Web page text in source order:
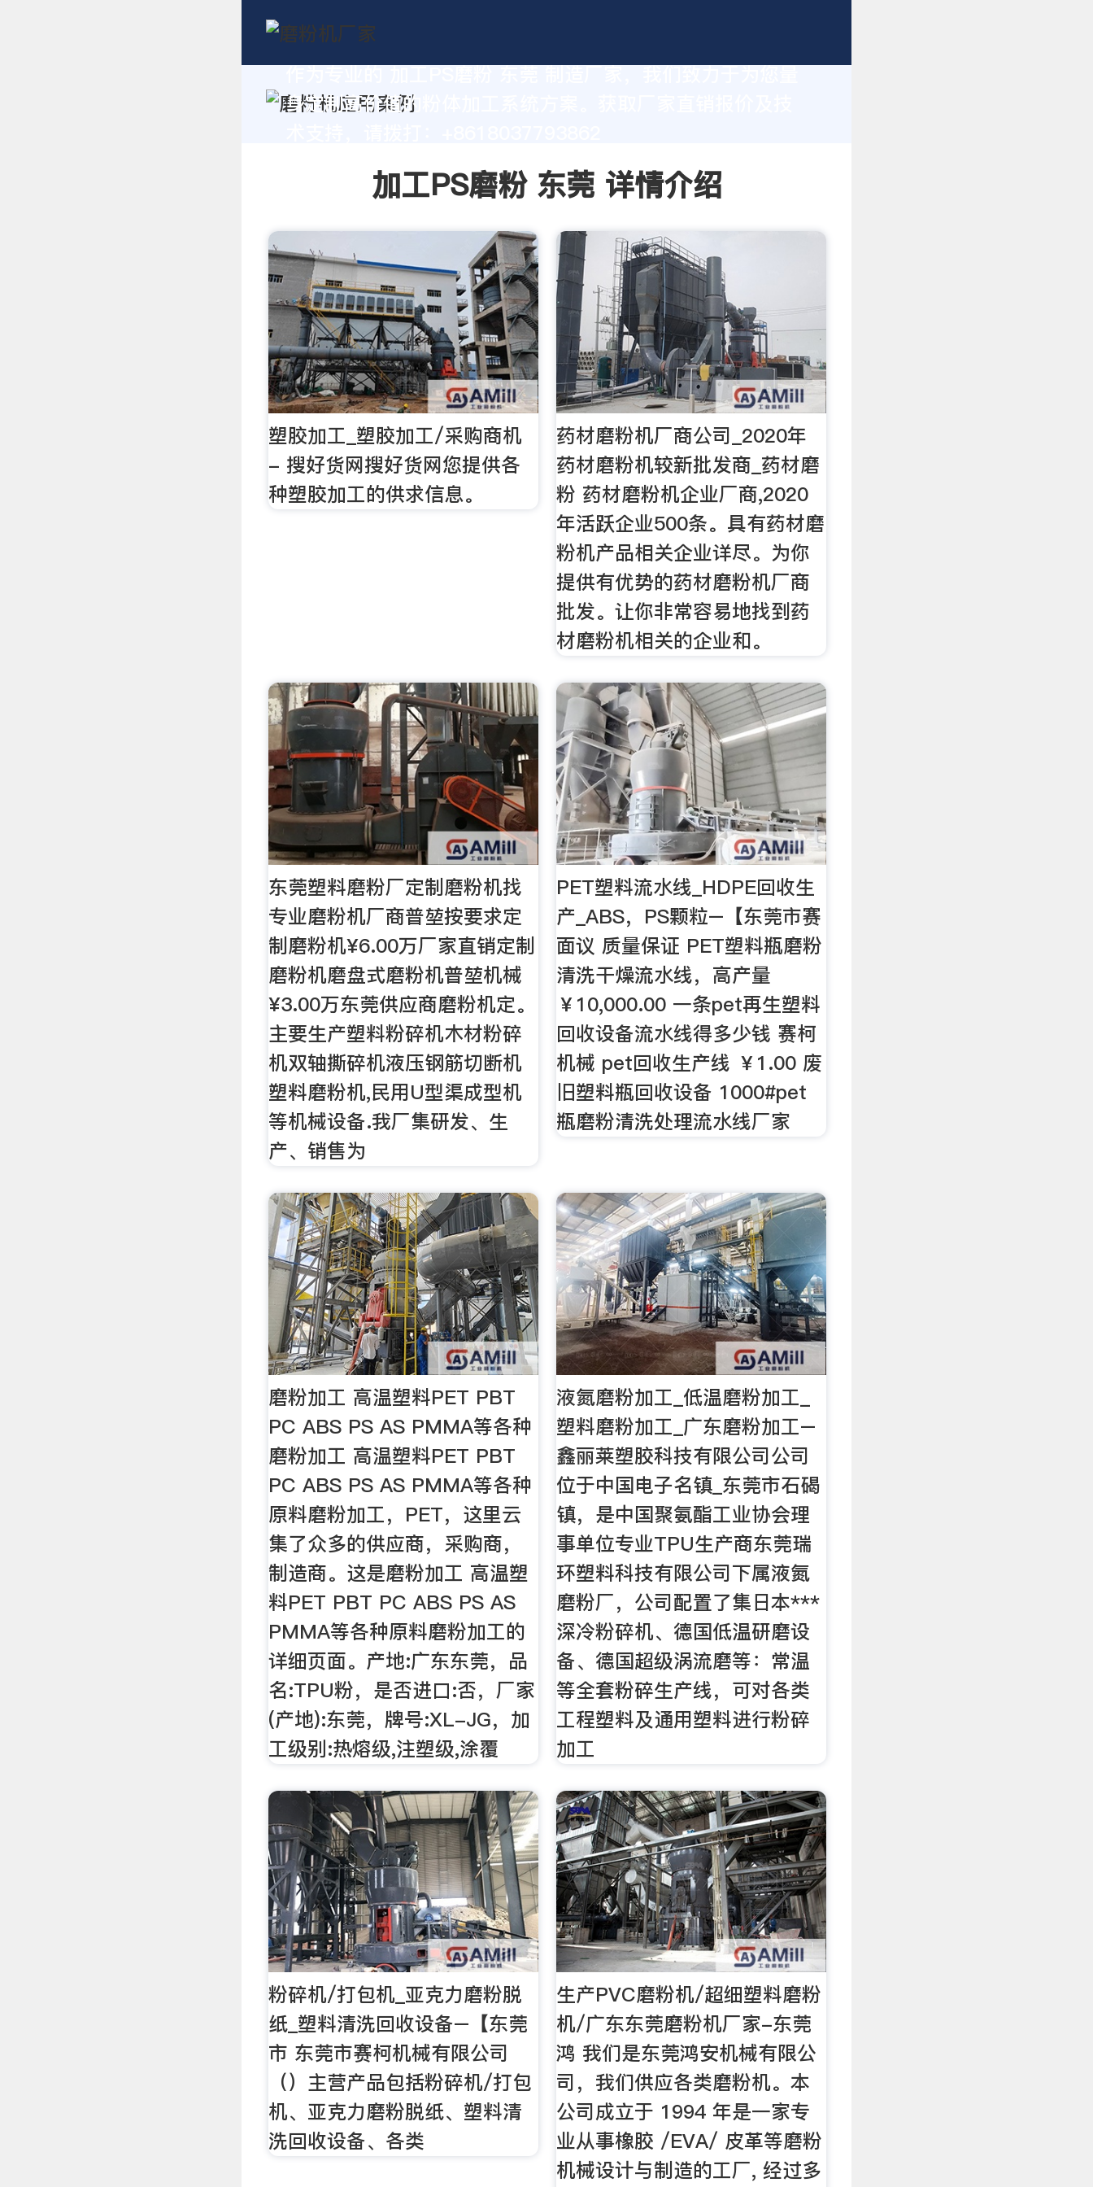
身定制高价值的粉体加工系统方案。获取厂家直销报价及技
加工PS磨粉 东莞 详情介绍
塑胶加工_塑胶加工/采购商机
- 搜好货网搜好货网您提供各
种塑胶加工的供求信息。
药材磨粉机厂商公司_2020年
药材磨粉机较新批发商_药材磨
粉 药材磨粉机企业厂商,2020
年活跃企业500条。具有药材磨
粉机产品相关企业详尽。为你
提供有优势的药材磨粉机厂商
批发。让你非常容易地找到药
材磨粉机相关的企业和。
东莞塑料磨粉厂定制磨粉机找
专业磨粉机厂商普堃按要求定
制磨粉机¥6.00万厂家直销定制
磨粉机磨盘式磨粉机普堃机械
¥3.00万东莞供应商磨粉机定。
主要生产塑料粉碎机木材粉碎
机双轴撕碎机液压钢筋切断机
塑料磨粉机,民用U型渠成型机
等机械设备.我厂集研发、生
产、销售为
PET塑料流水线_HDPE回收生
产_ABS，PS颗粒–【东莞市赛
面议 质量保证 PET塑料瓶磨粉
清洗干燥流水线，高产量
￥10,000.00 一条pet再生塑料
回收设备流水线得多少钱 赛柯
机械 pet回收生产线 ￥1.00 废
旧塑料瓶回收设备 1000#pet
瓶磨粉清洗处理流水线厂家
磨粉加工 高温塑料PET PBT
PC ABS PS AS PMMA等各种
磨粉加工 高温塑料PET PBT
PC ABS PS AS PMMA等各种
原料磨粉加工，PET，这里云
集了众多的供应商，采购商，
制造商。这是磨粉加工 高温塑
料PET PBT PC ABS PS AS
PMMA等各种原料磨粉加工的
详细页面。产地:广东东莞，品
名:TPU粉，是否进口:否，厂家
(产地):东莞，牌号:XL-JG，加
工级别:热熔级,注塑级,涂覆
液氮磨粉加工_低温磨粉加工_
塑料磨粉加工_广东磨粉加工–
鑫丽莱塑胶科技有限公司公司
位于中国电子名镇_东莞市石碣
镇，是中国聚氨酯工业协会理
事单位专业TPU生产商东莞瑞
环塑料科技有限公司下属液氮
磨粉厂，公司配置了集日本***
深冷粉碎机、德国低温研磨设
备、德国超级涡流磨等：常温
等全套粉碎生产线，可对各类
工程塑料及通用塑料进行粉碎
加工
粉碎机/打包机_亚克力磨粉脱
纸_塑料清洗回收设备–【东莞
市 东莞市赛柯机械有限公司
（）主营产品包括粉碎机/打包
机、亚克力磨粉脱纸、塑料清
洗回收设备、各类
生产PVC磨粉机/超细塑料磨粉
机/广东东莞磨粉机厂家-东莞
鸿 我们是东莞鸿安机械有限公
司，我们供应各类磨粉机。本
公司成立于 1994 年是一家专
业从事橡胶 /EVA/ 皮革等磨粉
机械设计与制造的工厂, 经过多